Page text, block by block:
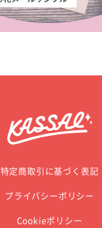
特定商取引に基づく表記
プライバシーポリシー
Cookieポリシー